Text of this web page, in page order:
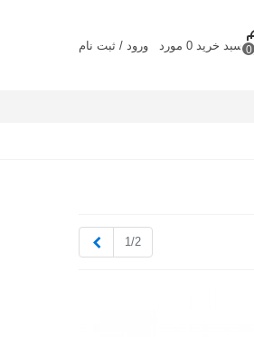
0 سبد خرید 0 مورد ورود / ثبت نام
1/2